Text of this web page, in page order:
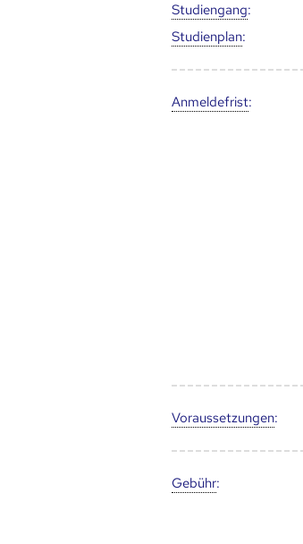
Studien­gang:
Studien­plan:
Anmelde­frist:
Voraus­setzungen:
Gebühr: